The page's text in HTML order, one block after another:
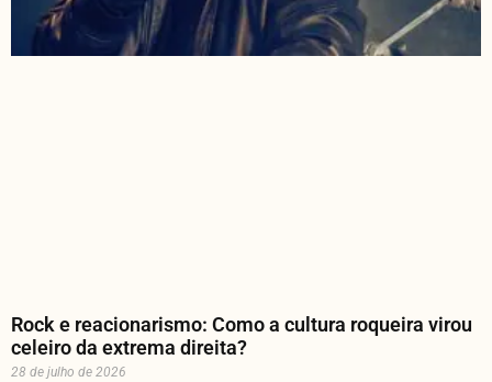
Rock e reacionarismo: Como a cultura roqueira virou
celeiro da extrema direita?
28 de julho de 2026